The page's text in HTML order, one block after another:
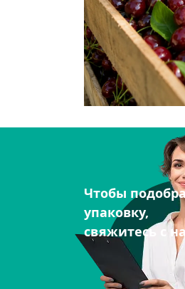
Чтобы
упаковку,
свяжитесь с